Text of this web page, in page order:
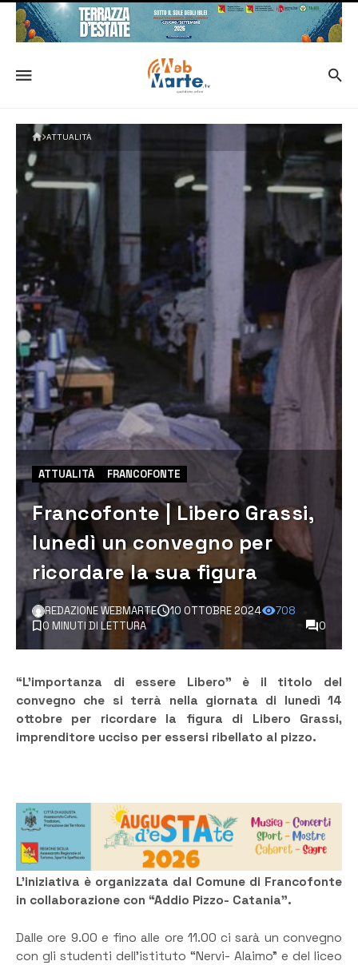
ATTUALITÀ
ATTUALITÀ FRANCOFONTE
Francofonte | Libero Grassi,
lunedì un convegno per
ricordare la sua figura
REDAZIONE WEBMARTE 10 OTTOBRE 2024
708
0 MINUTI DI LETTURA
0
“L’importanza di essere Libero” è il titolo del
convegno che si terrà nella giornata di lunedì 14
ottobre per ricordare la figura di Libero Grassi,
imprenditore ucciso per essersi ribellato al pizzo.
L’iniziativa è organizzata dal Comune di Francofonte
in collaborazione con “Addio Pizzo- Catania”.
Dalle ore 9.00 e fino alle ore 11.00 ci sarà un convegno
con gli studenti dell’istituto “Nervi- Alaimo” e del liceo